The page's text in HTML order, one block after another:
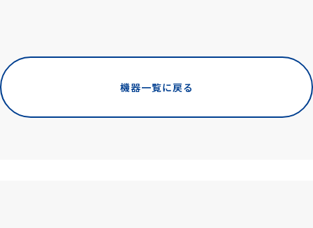
機器一覧に戻る